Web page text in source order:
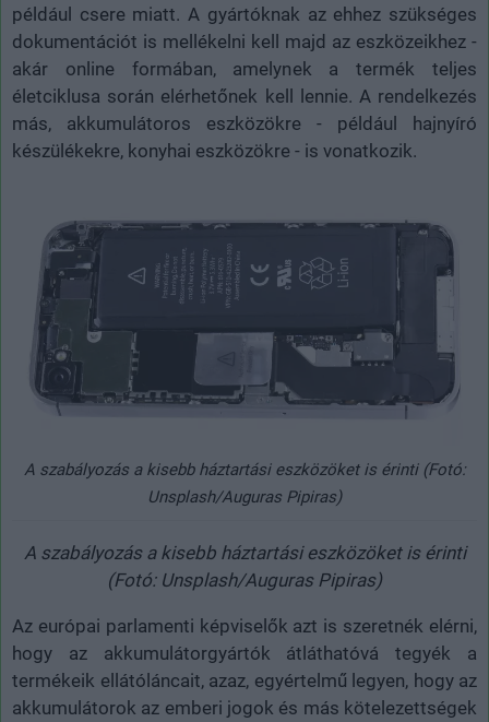
például csere miatt. A gyártóknak az ehhez szükséges
dokumentációt is mellékelni kell majd az eszközeikhez -
akár online formában, amelynek a termék teljes
életciklusa során elérhetőnek kell lennie. A rendelkezés
más, akkumulátoros eszközökre - például hajnyíró
készülékekre, konyhai eszközökre - is vonatkozik.
A szabályozás a kisebb háztartási eszközöket is érinti (Fotó:
Unsplash/Auguras Pipiras)
A szabályozás a kisebb háztartási eszközöket is érinti
(Fotó: Unsplash/Auguras Pipiras)
Az európai parlamenti képviselők azt is szeretnék elérni,
hogy az akkumulátorgyártók átláthatóvá tegyék a
termékeik ellátóláncait, azaz, egyértelmű legyen, hogy az
akkumulátorok az emberi jogok és más kötelezettségek